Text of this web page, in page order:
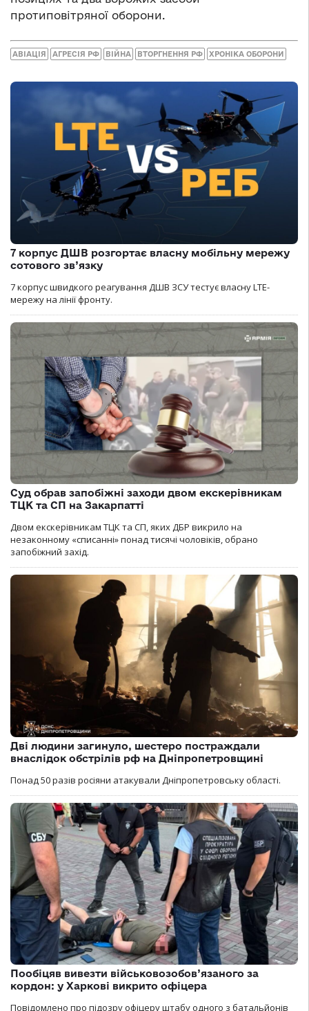
протиповітряної оборони.
АВІАЦІЯ АГРЕСІЯ РФ ВІЙНА ВТОРГНЕННЯ РФ ХРОНІКА ОБОРОНИ
7 корпус ДШВ розгортає власну мобільну мережу
сотового зв’язку
7 корпус швидкого реагування ДШВ ЗСУ тестує власну LTE-
мережу на лінії фронту.
Суд обрав запобіжні заходи двом екскерівникам
ТЦК та СП на Закарпатті
Двом екскерівникам ТЦК та СП, яких ДБР викрило на
незаконному «списанні» понад тисячі чоловіків, обрано
запобіжний захід.
Дві людини загинуло, шестеро постраждали
внаслідок обстрілів рф на Дніпропетровщині
Понад 50 разів росіяни атакували Дніпропетровську області.
Пообіцяв вивезти військовозобов’язаного за
кордон: у Харкові викрито офіцера
Повідомлено про підозру офіцеру штабу одного з батальйонів